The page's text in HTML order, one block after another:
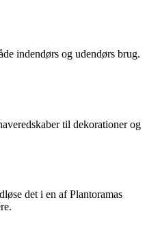
indendørs og udendørs brug.
til dekorationer og
det i en af Plantoramas